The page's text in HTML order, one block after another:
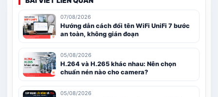
07/08/2026
Hướng dẫn cách đổi tên WiFi UniFi 7 bước
an toàn, không gián đoạn
05/08/2026
H.264 và H.265 khác nhau: Nên chọn
chuẩn nén nào cho camera?
05/08/2026